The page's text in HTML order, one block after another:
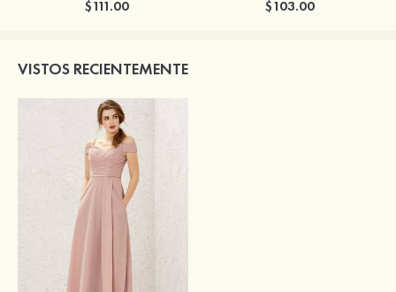
$111.00 $103.00
VISTOS RECIENTEMENTE